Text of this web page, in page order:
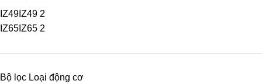
IZ49 IZ49 2
IZ65 IZ65 2
Bộ lọc Loại động cơ